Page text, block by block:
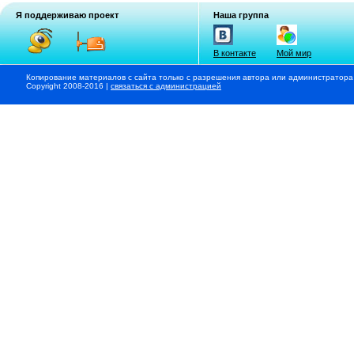
Я поддерживаю проект Наша группа
В контакте Мой мир
Копирование материалов с сайта только с разрешения автора или
Copyright 2008-2016 | связаться с администрацией